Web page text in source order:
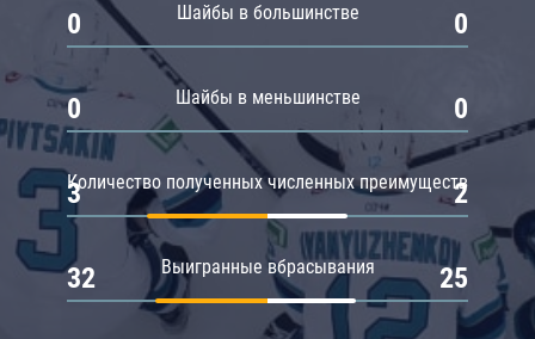
Шайбы в большинстве
0 0
Шайбы в меньшинстве
0 0
Количество полученных численных преимуществ
3 2
Выигранные вбрасывания
32 25